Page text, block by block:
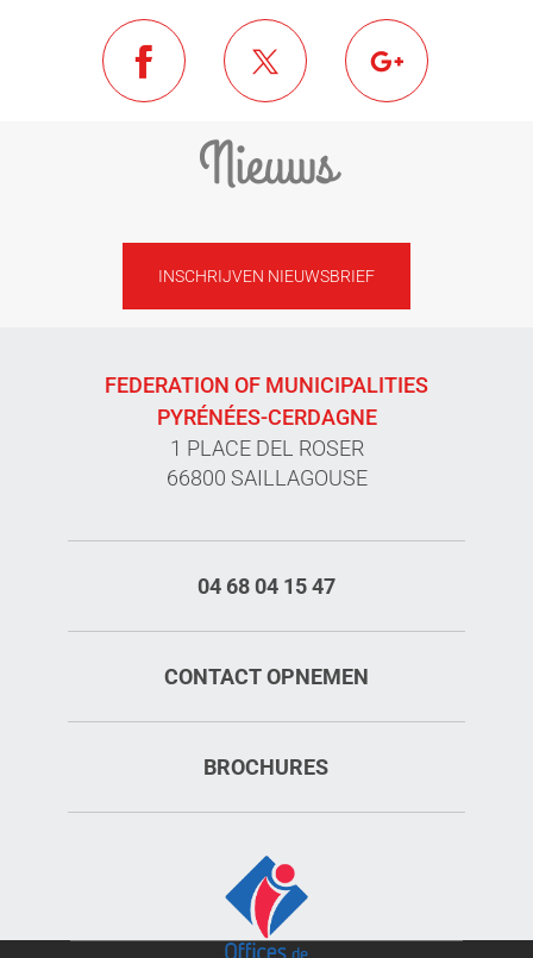
Nieuws
INSCHRIJVEN NIEUWSBRIEF
FEDERATION OF MUNICIPALITIES
PYRÉNÉES-CERDAGNE
1 PLACE DEL ROSER
66800 SAILLAGOUSE
04 68 04 15 47
CONTACT OPNEMEN
BROCHURES